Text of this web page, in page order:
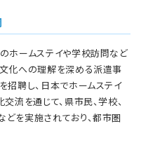
ホームステイや学校訪問など
化への理解を深める派遣事
招聘し、日本でホームステイ
流を通じて、県市民、学校、
を実施されており、都市圏